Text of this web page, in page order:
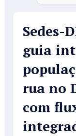
Sedes-
guia
rua no
com